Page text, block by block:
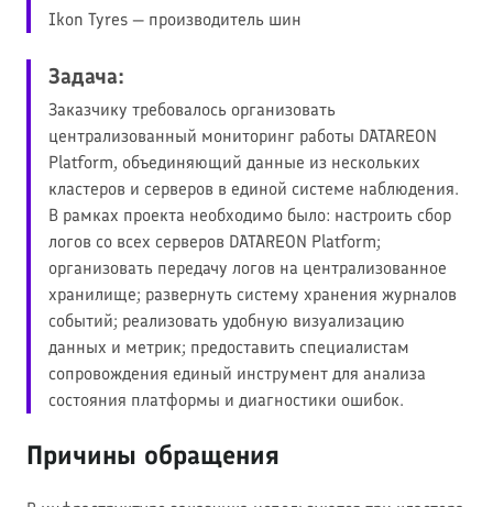
Ikon Tyres — производитель шин
Задача:
Заказчику требовалось организовать
централизованный мониторинг работы DATAREON
Platform, объединяющий данные из нескольких
кластеров и серверов в единой системе наблюдения.
В рамках проекта необходимо было: настроить сбор
логов со всех серверов DATAREON Platform;
организовать передачу логов на централизованное
хранилище; развернуть систему хранения журналов
событий; реализовать удобную визуализацию
данных и метрик; предоставить специалистам
сопровождения единый инструмент для анализа
состояния платформы и диагностики ошибок.
Причины обращения